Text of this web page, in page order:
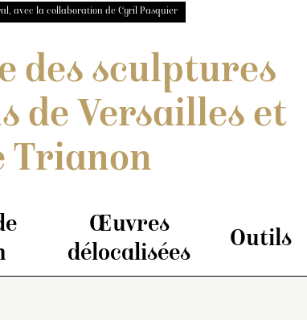
avec la collaboration de Cyril Pasquier
des sculptures
de Versailles et
Trianon
Œuvres
délocalisées
Outils